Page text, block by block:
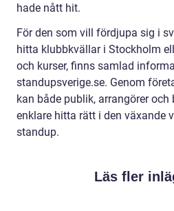
hade nått hit.
För den som vill fördjupa sig i
hitta klubbkvällar i Stockholm
och kurser, finns samlad
standupsverige.se. Genom
kan både publik, arrangörer
enklare hitta rätt i den växande
standup.
Läs fler